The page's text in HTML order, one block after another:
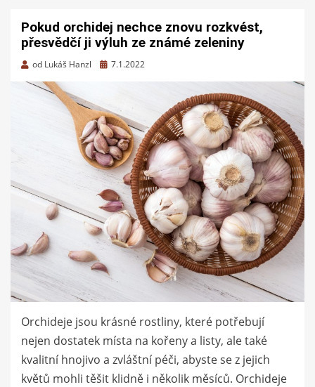
Pokud orchidej nechce znovu rozkvést,
přesvědčí ji výluh ze známé zeleniny
od Lukáš Hanzl
Zveřejněno
7.1.2022
Orchideje jsou krásné rostliny, které potřebují
nejen dostatek místa na kořeny a listy, ale také
kvalitní hnojivo a zvláštní péči, abyste se z jejich
květů mohli těšit klidně i několik měsíců. Orchideje